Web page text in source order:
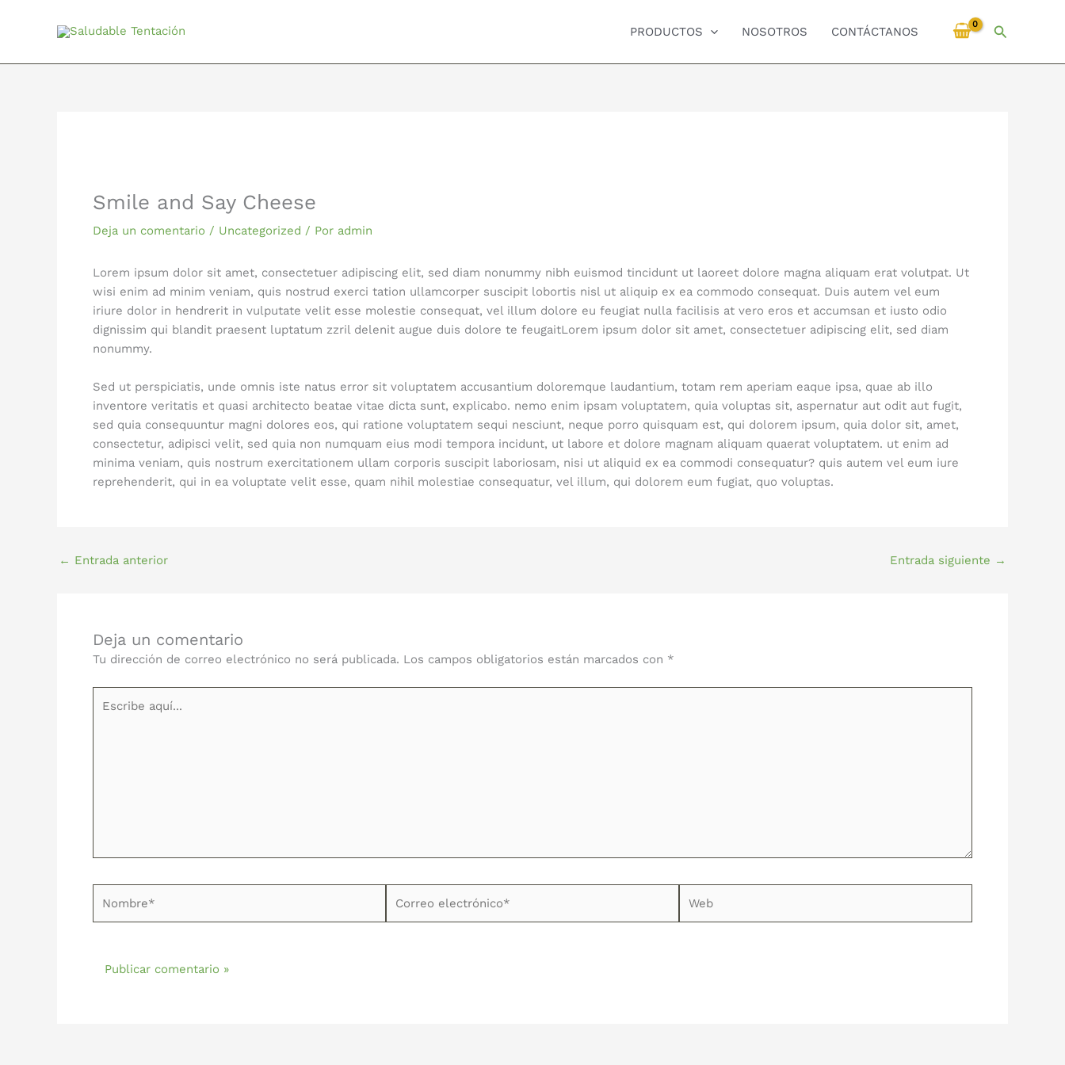
PRODUCTOS NOSOTROS CONTÁCTANOS Buscar
Smile and Say Cheese
Deja un comentario / Uncategorized / Por admin
Lorem ipsum dolor sit amet, consectetuer adipiscing elit, sed diam nonummy nibh euismod tincidunt ut laoreet dolore magna aliquam erat volutpat. Ut
wisi enim ad minim veniam, quis nostrud exerci tation ullamcorper suscipit lobortis nisl ut aliquip ex ea commodo consequat. Duis autem vel eum
iriure dolor in hendrerit in vulputate velit esse molestie consequat, vel illum dolore eu feugiat nulla facilisis at vero eros et accumsan et iusto odio
dignissim qui blandit praesent luptatum zzril delenit augue duis dolore te feugaitLorem ipsum dolor sit amet, consectetuer adipiscing elit, sed diam
nonummy.
Sed ut perspiciatis, unde omnis iste natus error sit voluptatem accusantium doloremque laudantium, totam rem aperiam eaque ipsa, quae ab illo
inventore veritatis et quasi architecto beatae vitae dicta sunt, explicabo. nemo enim ipsam voluptatem, quia voluptas sit, aspernatur aut odit aut fugit,
sed quia consequuntur magni dolores eos, qui ratione voluptatem sequi nesciunt, neque porro quisquam est, qui dolorem ipsum, quia dolor sit, amet,
consectetur, adipisci velit, sed quia non numquam eius modi tempora incidunt, ut labore et dolore magnam aliquam quaerat voluptatem. ut enim ad
minima veniam, quis nostrum exercitationem ullam corporis suscipit laboriosam, nisi ut aliquid ex ea commodi consequatur? quis autem vel eum iure
reprehenderit, qui in ea voluptate velit esse, quam nihil molestiae consequatur, vel illum, qui dolorem eum fugiat, quo voluptas.
← Entrada anterior Entrada siguiente →
Deja un comentario
Tu dirección de correo electrónico no será publicada. Los campos obligatorios están marcados con *
aquí...
electrónico*